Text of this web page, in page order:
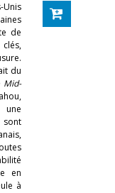
de
du
Mid-
une
en
à